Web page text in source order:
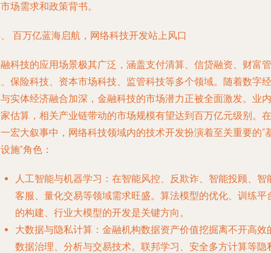
场需求和政策背书。
百万亿蓝海启航，网络科技开发站上风口
科技的应用场景极其广泛，涵盖支付清算、信贷融资、财富管
保险科技、资本市场科技、监管科技等多个领域。随着数字经
实体经济融合加深，金融科技的市场潜力正被全面激发。业内
估算，相关产业链带动的市场规模有望达到百万亿元级别。在
宏大叙事中， 网络科技领域内的技术开发扮演着至关重要的“
施”角色：
人工智能与机器学习 ：在智能风控、反欺诈、智能投顾、智
客服、量化交易等领域需求旺盛。算法模型的优化、训练平
的构建、行业大模型的开发是关键方向。
大数据与隐私计算 ：金融机构数据资产价值挖掘离不开高效
数据治理、分析与交易技术。联邦学习、安全多方计算等隐